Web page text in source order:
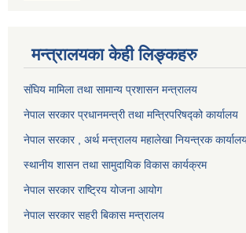
मन्त्रालयका केही लिङ्कहरु
संघिय मामिला तथा सामान्य प्रशासन मन्त्रालय
नेपाल सरकार प्रधानमन्त्री तथा मन्त्रिपरिषद्को कार्यालय
नेपाल सरकार , अर्थ मन्त्रालय महालेखा नियन्त्रक
स्थानीय शासन तथा सामुदायिक विकास कार्यक्रम
नेपाल सरकार राष्ट्रिय योजना आयोग
नेपाल सरकार सहरी बिकास मन्त्रालय